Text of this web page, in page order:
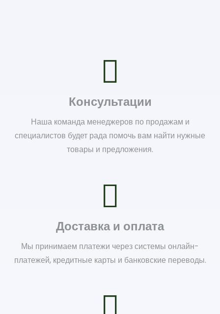
Консультации
Наша команда менеджеров по продажам и
специалистов будет рада помочь вам найти нужные
товары и предложения.
Доставка и оплата
Мы принимаем платежи через системы онлайн-
платежей, кредитные карты и банковские переводы.